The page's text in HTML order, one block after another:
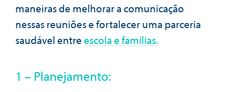
maneiras de melhorar a comunicação
nessas reuniões e fortalecer uma parceria
saudável entreescola e famílias.
1 – Planejamento: